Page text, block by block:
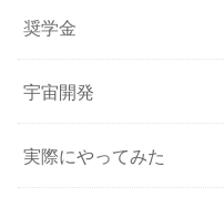
奨学金
宇宙開発
実際にやってみた